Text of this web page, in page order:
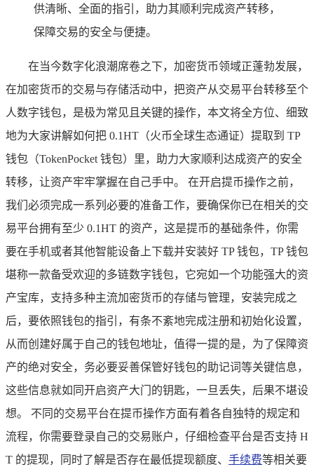
供清晰、全面的指引，助力其顺利完成资产转移，
保障交易的安全与便捷。
在当今数字化浪潮席卷之下，加密货币领域正蓬勃发展，
在加密货币的交易与存储活动中，把资产从交易平台转移至个
人数字钱包，是极为常见且关键的操作，本文将全方位、细致
地为大家讲解如何把 0.1HT（火币全球生态通证）提取到 TP
钱包（TokenPocket 钱包）里，助力大家顺利达成资产的安全
转移，让资产牢牢掌握在自己手中。 在开启提币操作之前，
我们必须完成一系列必要的准备工作，要确保你已在相关的交
易平台拥有至少 0.1HT 的资产，这是提币的基础条件，你需
要在手机或者其他智能设备上下载并安装好 TP 钱包，TP 钱包
堪称一款备受欢迎的多链数字钱包，它宛如一个功能强大的资
产宝库，支持多种主流加密货币的存储与管理，安装完成之
后，要依照钱包的指引，有条不紊地完成注册和初始化设置，
从而创建好属于自己的钱包地址，值得一提的是，为了保障资
产的绝对安全，务必要妥善保管好钱包的助记词等关键信息，
这些信息就如同开启资产大门的钥匙，一旦丢失，后果不堪设
想。 不同的交易平台在提币操作方面有着各自独特的规定和
流程，你需要登录自己的交易账户，仔细检查平台是否支持 H
T 的提现，同时了解是否存在最低提现额度、 手续费等相关要